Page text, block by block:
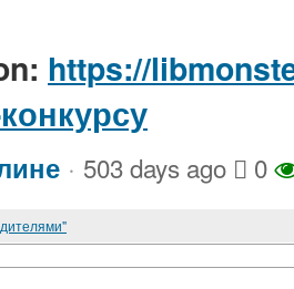
https://
· 503 days ago 0